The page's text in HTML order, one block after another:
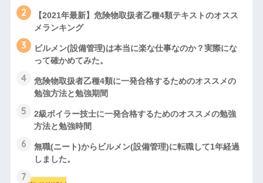
2
【2021年最新】危険物取扱者乙種4類テキストのオスス
メランキング
3
ビルメン(設備管理)は本当に楽な仕事なのか？実際にな
って確かめてみた。
4
危険物取扱者乙種4類に一発合格するためのオススメの
勉強方法と勉強期間
5
2級ボイラー技士に一発合格するためのオススメの勉強
方法と勉強時間
6
無職(ニート)からビルメン(設備管理)に転職して1年経過
しました。
7